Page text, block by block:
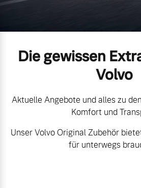
Aktuelle
Zubehörkatalog
Aktuelle Serviceangebote
Die gewissen
Volvo
Aktuelle Angebote und alles zu
Komfort und
Unser Volvo Original Zubehör
für unterwegs